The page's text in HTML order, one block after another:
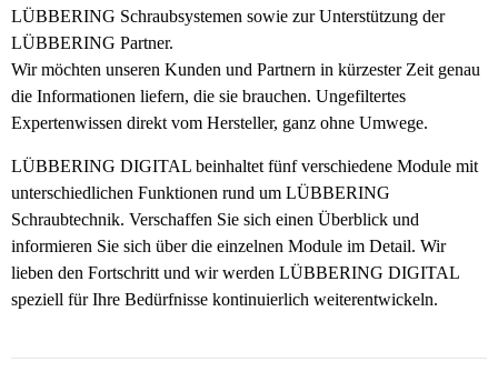
TEAM LÜBBERING
Kontakt
LÜBBERING Schraubsystemen sowie zur Unterstützung der
LÜBBERING Partner.
Wir möchten unseren Kunden und Partnern in kürzester Zeit genau
die Informationen liefern, die sie brauchen. Ungefiltertes
Expertenwissen direkt vom Hersteller, ganz ohne Umwege.
LÜBBERING DIGITAL beinhaltet fünf verschiedene Module mit
unterschiedlichen Funktionen rund um LÜBBERING
Schraubtechnik. Verschaffen Sie sich einen Überblick und
informieren Sie sich über die einzelnen Module im Detail. Wir
lieben den Fortschritt und wir werden LÜBBERING DIGITAL
speziell für Ihre Bedürfnisse kontinuierlich weiterentwickeln.